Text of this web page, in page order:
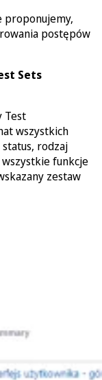
proponujemy,
postępów
Sets
Test
wszystkich
rodzaj
funkcje
zestaw